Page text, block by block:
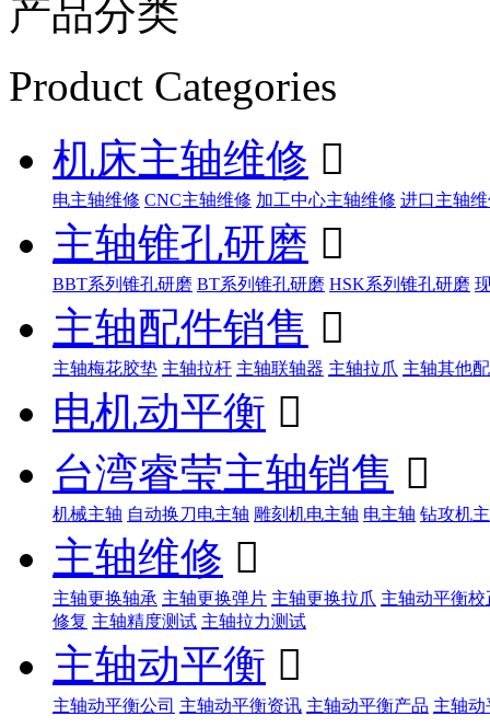
产品分类
Product Categories
机床主轴维修 
电主轴维修 CNC主轴维修 加工中心主轴维修 进口主轴
主轴锥孔研磨 
BBT系列锥孔研磨 BT系列锥孔研磨 HSK系列锥孔研磨
主轴配件销售 
主轴梅花胶垫 主轴拉杆 主轴联轴器 主轴拉爪 主轴其他
电机动平衡 
台湾睿莹主轴销售 
机械主轴 自动换刀电主轴 雕刻机电主轴 电主轴 钻攻机
主轴维修 
主轴更换轴承 主轴更换弹片 主轴更换拉爪 主轴动平衡校
修复 主轴精度测试 主轴拉力测试
主轴动平衡 
主轴动平衡公司 主轴动平衡资讯 主轴动平衡产品 主轴